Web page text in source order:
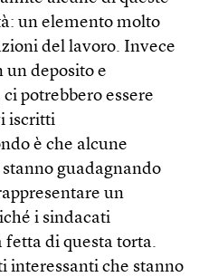
un elemento molto
del lavoro. Invece
un deposito e
potrebbero essere
iscritti
è che alcune
stanno guadagnando
un
i sindacati
fetta di questa torta.
interessanti che stanno